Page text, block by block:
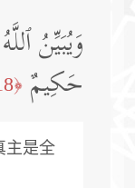
وَیُبَیِّنُ
حَكِیمٌ ﴿18﴾
主是全